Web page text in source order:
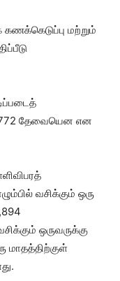
மற்றும்
தேவையென என
வசிக்கும் ஒரு
ஒருவருக்கு
மாதத்திற்குள்